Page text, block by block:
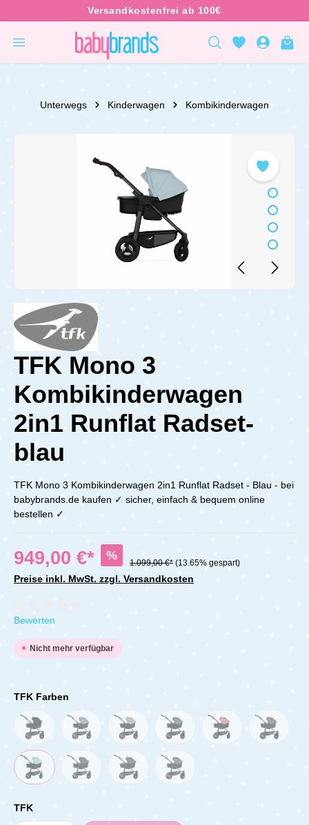
Unterwegs Kinderwagen Kombikinderwagen
TFK Mono 3
Kombikinderwagen
2in1 Runflat Radset-
blau
TFK Mono 3 Kombikinderwagen 2in1 Runflat Radset - Blau - bei
babybrands.de kaufen ✓ sicher, einfach & bequem online
bestellen ✓
949,00 €* %
1.099,00 €* (13.65% gespart)
Preise inkl. MwSt. zzgl. Versandkosten
Durchschnittliche Bewertung von 0 von 5 Sternen
Bewerten
Nicht mehr verfügbar
TFK Farben
TFK